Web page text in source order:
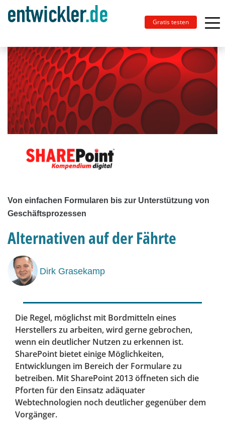
Gratis testen
Von einfachen Formularen bis zur Unterstützung von
Geschäftsprozessen
Alternativen auf der Fährte
Dirk Grasekamp
Die Regel, möglichst mit Bordmitteln eines
Herstellers zu arbeiten, wird gerne gebrochen,
wenn ein deutlicher Nutzen zu erkennen ist.
SharePoint bietet einige Möglichkeiten,
Entwicklungen im Bereich der Formulare zu
betreiben. Mit SharePoint 2013 öffneten sich die
Pforten für den Einsatz adäquater
Webtechnologien noch deutlicher gegenüber dem
Vorgänger.